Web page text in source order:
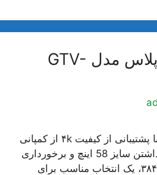
تلویزیون جی پلاس مدل GTV-
یک تلویزیون هوشمند با پشتیبانی از کیفیت ۴k از کمپانی
جی پلاس است که با داشتن سایز 58 اینچ و برخورداری
از رزولوشن ۲۱۶۰ × ۳۸۴۰، یک انتخاب مناسب برای